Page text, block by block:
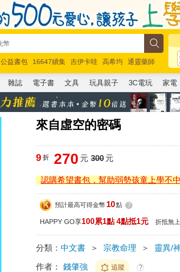
公益書包 16647續集 吉伊卡哇 高希均
通靈藥師
馬斯克 玩具總動員5 超慢跑
雜誌 電子書 文具 玩具親子 3C電玩 家電
來自虛空的密碼
9 折 270 元 300元
認購希望書包，幫助弱勢孩童上學不中
預計最高可得金幣 10點 ?
HAPPY GO享100累1點 4點抵1元 折抵無
分類： 中文書 ＞ 宗教命理 ＞ 靈異/
作者： 錢肇強 追蹤 ?